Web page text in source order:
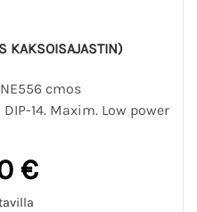
KAKSOISAJASTIN)
NE556 cmos
14. Maxim. Low power
€